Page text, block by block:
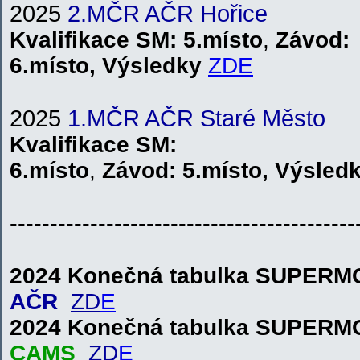
2025 2.MČR AČR Hořice
Kvalifikace SM: 5.místo, Závod:
6.místo, Výsledky ZDE
2025 1.MČR AČR Staré Město
Kvalifikace SM:
6.místo, Závod: 5.místo, V
2024 Konečná tabulka
AČR ZDE
2024 Konečná tabulka
CAMS ZDE